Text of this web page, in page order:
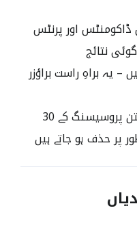
اور پرنٹس
نتائج
– یہ براہِ راست براؤزر
فائلیں اور نکلا ہوا متن پروسیسنگ کے 30
پر حذف ہو جاتے ہیں